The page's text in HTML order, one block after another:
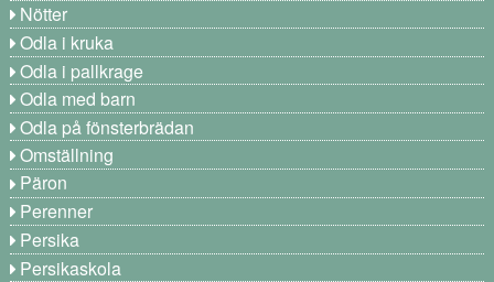
Nötter
Odla i kruka
Odla i pallkrage
Odla med barn
Odla på fönsterbrädan
Omställning
Päron
Perenner
Persika
Persikaskola